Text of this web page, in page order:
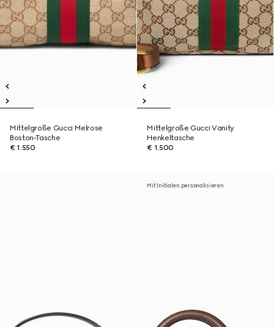
Mittelgroße Gucci Melrose
Boston-Tasche
€ 1.550
Mittelgroße Gucci Vanity
Henkeltasche
€ 1.500
Mit Initialen personalisieren